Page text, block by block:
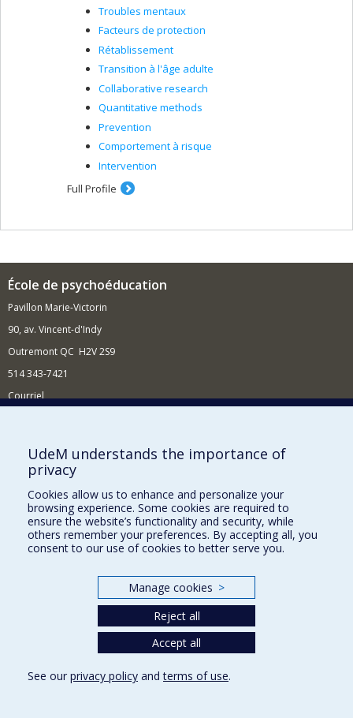
Troubles mentaux
Facteurs de protection
Rétablissement
Transition à l'âge adulte
Collaborative research
Quantitative methods
Prevention
Comportement à risque
Intervention
Full Profile
École de psychoéducation
Pavillon Marie-Victorin
90, av. Vincent-d'Indy
Outremont QC H2V 2S9
514 343-7421
Courriel
Comment soutenir l'École?
BESOIN D'AIDE?
Plan du site
Signaler une erreur
Accessibilité
Nos départements et écoles
UdeM understands the importance of
privacy
Cookies allow us to enhance and personalize your
browsing experience. Some cookies are required to
ensure the website’s functionality and security, while
others remember your preferences. By accepting all, you
consent to our use of cookies to better serve you.
Manage cookies >
Reject all
Accept all
See our privacy policy andterms of use.